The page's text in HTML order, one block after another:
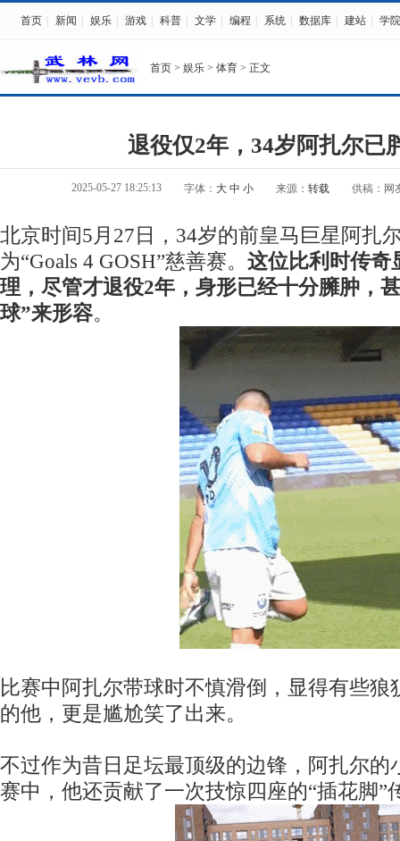
首页 新闻 娱乐 游戏 科普 文学 编程 系统 数据库 建站 学院
首页 > 娱乐 > 体育 > 正文
退役仅2年，34岁阿扎尔已
2025-05-27 18:25:13 字体： 大 中 小 来源： 转载 供稿：网
北京时间5月27日，34岁的前皇马巨星阿扎
为“Goals 4 GOSH”慈善赛。 这位比利时传奇
理，尽管才退役2年，身形已经十分臃肿，
球”来形容。
比赛中阿扎尔带球时不慎滑倒，显得有些狼
的他，更是尴尬笑了出来。
不过作为昔日足坛最顶级的边锋，阿扎尔的
赛中，他还贡献了一次技惊四座的“插花脚”